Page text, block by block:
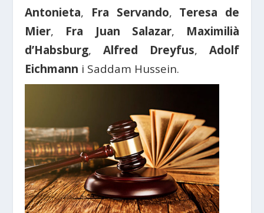
Antonieta, Fra Servando, Teresa de
Mier, Fra Juan Salazar, Maximilià
d’Habsburg,Alfred Dreyfus, Adolf
Eichmann i Saddam Hussein.